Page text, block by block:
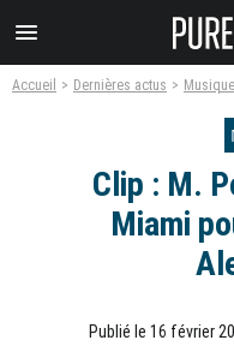
menu
Accueil Dernières actus Musique
Clip : M.
Miami
Publié le 16 février